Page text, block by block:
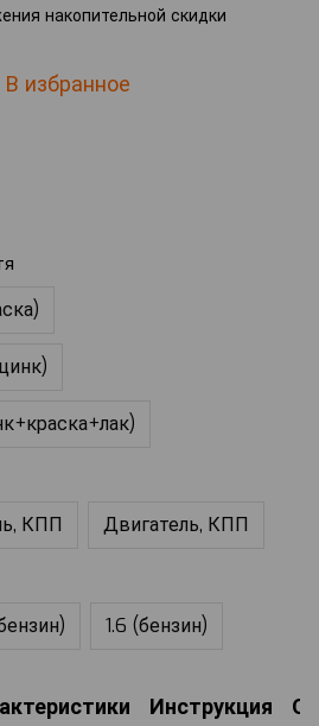
накопительной скидки
В избранное
КПП Двигатель, КПП
1.6 (бензин)
Инструкция